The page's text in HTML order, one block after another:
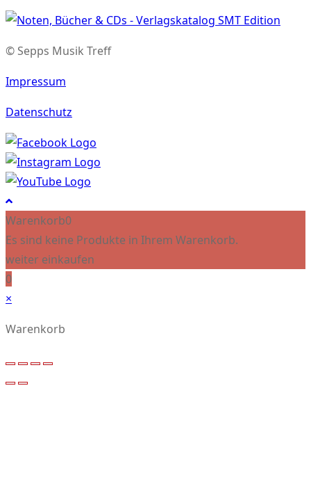
© Sepps Musik Treff
Impressum
Datenschutz
Warenkorb0
Es sind keine Produkte in Ihrem Warenkorb.
weiter einkaufen
0
×
Warenkorb